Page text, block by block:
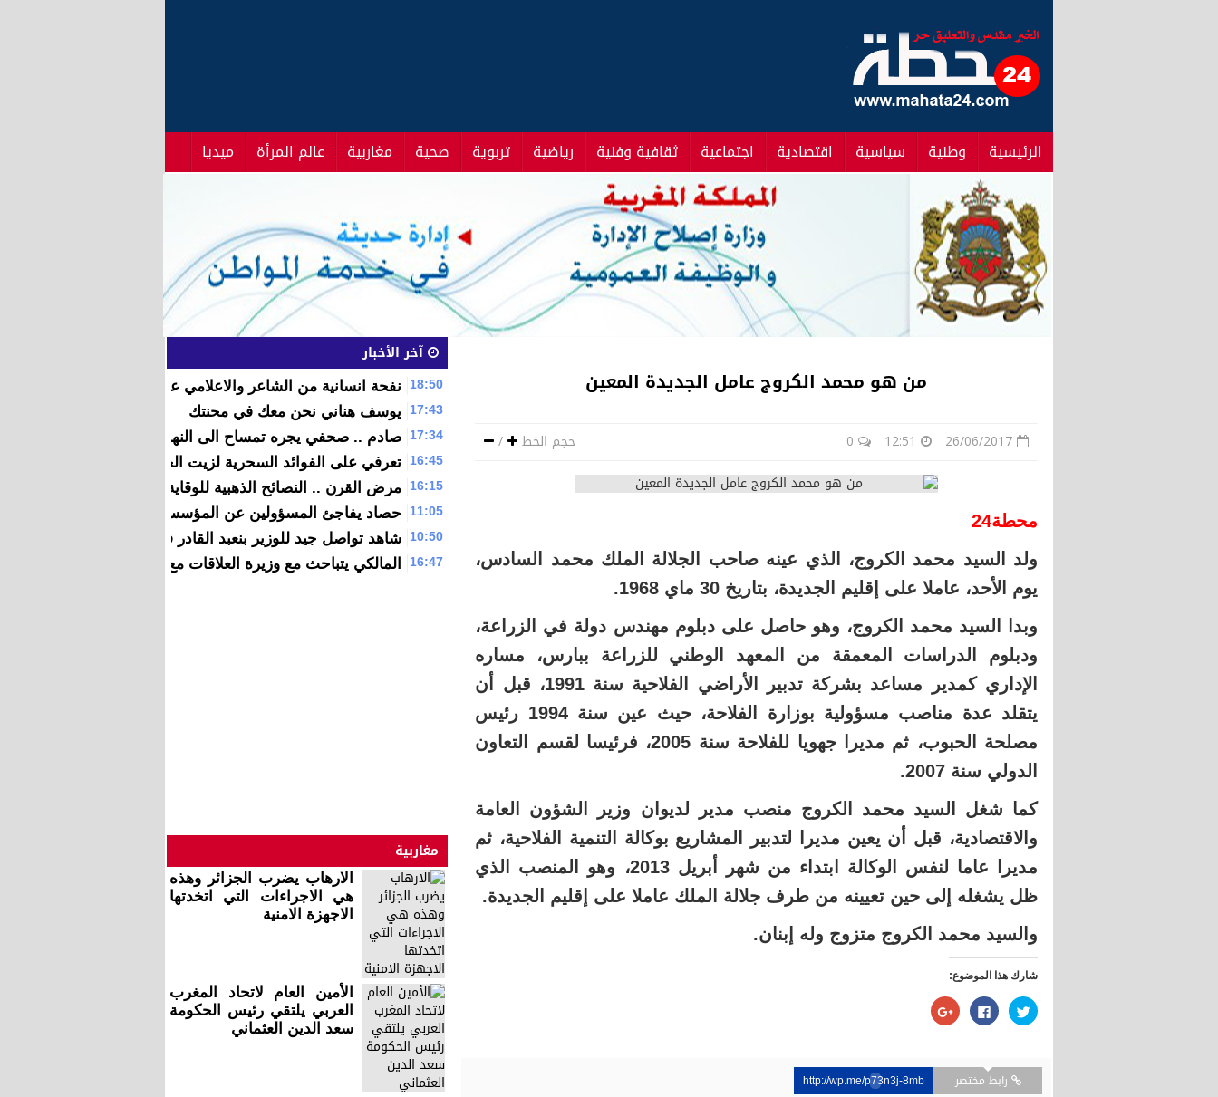
الرئيسية وطنية سياسية اقتصادية اجتماعية ثقافية وفنية رياضية تربوية صحية مغاربية عالم المرأة ميديا
من هو محمد الكروج عامل الجديدة المعين
حجم الخط /
محطة24
ولد السيد محمد الكروج، الذي عينه صاحب الجلالة الملك محمد السادس،
يوم الأحد، عاملا على إقليم الجديدة، بتاريخ 30 ماي 1968.
وبدا السيد محمد الكروج، وهو حاصل على دبلوم مهندس دولة في الزراعة،
ودبلوم الدراسات المعمقة من المعهد الوطني للزراعة ببارس، مساره
الإداري كمدير مساعد بشركة تدبير الأراضي الفلاحية سنة 1991، قبل أن
يتقلد عدة مناصب مسؤولية بوزارة الفلاحة، حيث عين سنة 1994 رئيس
مصلحة الحبوب، ثم مديرا جهويا للفلاحة سنة 2005، فرئيسا لقسم التعاون
الدولي سنة 2007.
كما شغل السيد محمد الكروج منصب مدير لديوان وزير الشؤون العامة
والاقتصادية، قبل أن يعين مديرا لتدبير المشاريع بوكالة التنمية الفلاحية، ثم
مديرا عاما لنفس الوكالة ابتداء من شهر أبريل 2013، وهو المنصب الذي
ظل يشغله إلى حين تعيينه من طرف جلالة الملك عاملا على إقليم الجديدة.
والسيد محمد الكروج متزوج وله إبنان.
شارك هذا الموضوع:
اضغط
للمشاركة
نافذة
جديدة)
انقر
للمشاركة
جديدة)
اضغط
للمشاركة
نافذة
جديدة) رابط مختصر http://wp.me/p73n3j-8mb
آخر الأخبار
18:50 نفحة انسانية من الشاعر والاعلامي عبد الحميد جماهري
17:43 يوسف هناني نحن معك في محنتك
17:34 صادم .. صحفي يجره تمساح الى النهر ويلتهمه
16:45 تعرفي على الفوائد السحرية لزيت الحلبة على بشرتك
16:15 مرض القرن .. النصائح الذهبية للوقاية من آلام الظهر
11:05 حصاد يفاجئ المسؤولين عن المؤسسات للتعليمية بهذا القرار
10:50 شاهد تواصل جيد للوزير بنعبد القادر في “قفص الاتهام”
16:47 المالكي يتباحث مع وزيرة العلاقات مع البرلمان في الحكومة
مغاربية
الارهاب يضرب الجزائر وهذه
هي الاجراءات التي اتخدتها
الاجهزة الامنية
الأمين العام لاتحاد المغرب
العربي يلتقي رئيس الحكومة
سعد الدين العثماني